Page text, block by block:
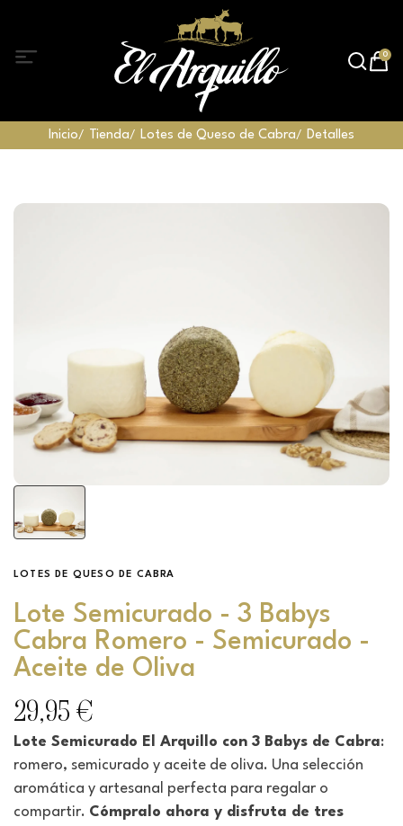
0
Inicio Tienda Lotes de Queso de Cabra Detalles
LOTES DE QUESO DE CABRA
Lote Semicurado - 3 Babys
Cabra Romero - Semicurado -
Aceite de Oliva
29,95 €
Lote Semicurado El Arquillo con 3 Babys de Cabra:
romero, semicurado y aceite de oliva. Una selección
aromática y artesanal perfecta para regalar o
compartir. Cómpralo ahora y disfruta de tres